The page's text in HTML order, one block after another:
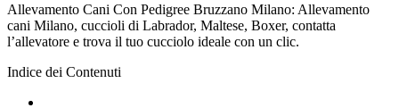
Allevamento Cani Con Pedigree Bruzzano Milano: Allevamento
cani Milano, cuccioli di Labrador, Maltese, Boxer, contatta
l’allevatore e trova il tuo cucciolo ideale con un clic.
Indice dei Contenuti